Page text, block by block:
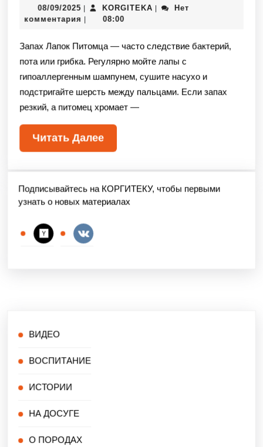
08/09/2025 KORGITEKA
Нет
комментария
08:00
Запах Лапок Питомца — часто следствие бактерий,
пота или грибка. Регулярно мойте лапы с
гипоаллергенным шампунем, сушите насухо и
подстригайте шерсть между пальцами. Если запах
резкий, а питомец хромает —
Читать Далее
Подписывайтесь на КОРГИТЕКУ, чтобы первыми
узнать о новых материалах
ВИДЕО
ВОСПИТАНИЕ
ИСТОРИИ
НА ДОСУГЕ
О ПОРОДАХ